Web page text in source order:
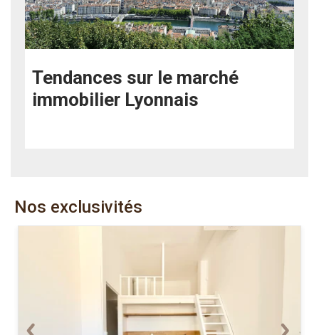
Tendances sur le marché
immobilier Lyonnais
Nos exclusivités